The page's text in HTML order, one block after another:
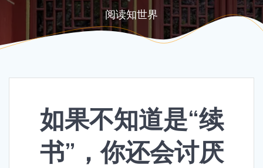
阅读知世界
如果不知道是“续
书”，你还会讨厌